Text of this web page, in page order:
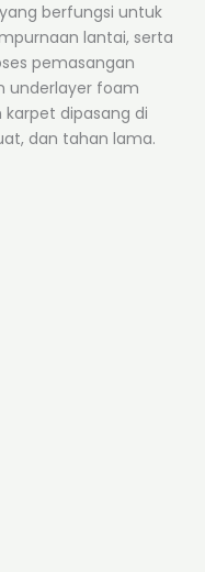
berfungsi untuk
lantai, serta
pemasangan
underlayer foam
dipasang di
dan tahan lama.